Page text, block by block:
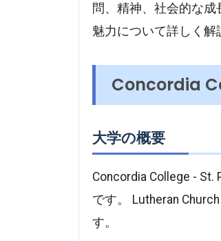
問、精神、社会的な
魅力について詳しく解
Concordia
大学の概要
Concordia College -
です。 Lutheran
す。